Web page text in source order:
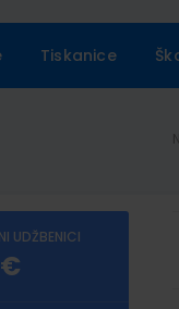
Tiskanice
UDŽBENICI